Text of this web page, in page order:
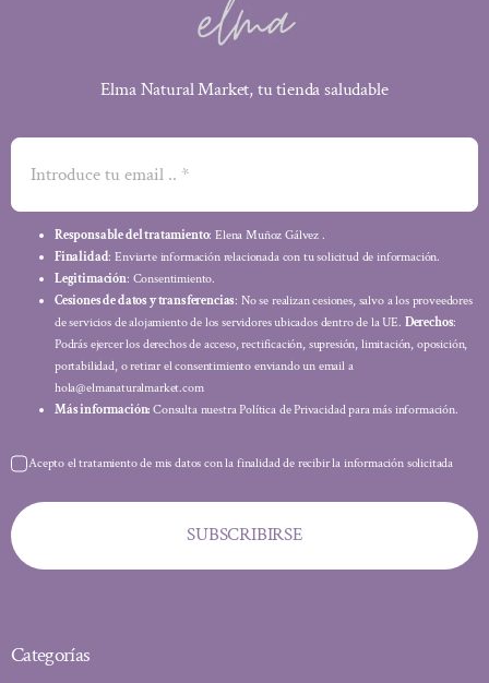
Elma Natural Market, tu tienda saludable
Responsable del tratamiento: Elena Muñoz Gálvez .
Finalidad: Enviarte información relacionada con tu solicitud de información.
Legitimación: Consentimiento.
Cesiones de datos y transferencias: No se realizan cesiones, salvo a los proveedores
de servicios de alojamiento de los servidores ubicados dentro de la UE. Derechos:
Podrás ejercer los derechos de acceso, rectificación, supresión, limitación, oposición,
portabilidad, o retirar el consentimiento enviando un email a
hola@elmanaturalmarket.com
Más información: Consulta nuestra Política de Privacidad para más información.
Acepto el tratamiento de mis datos con la finalidad de recibir la información solicitada
SUBSCRIBIRSE
Categorías